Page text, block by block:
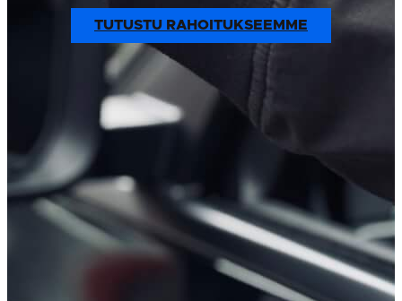
TUTUSTU RAHOITUKSEEMME